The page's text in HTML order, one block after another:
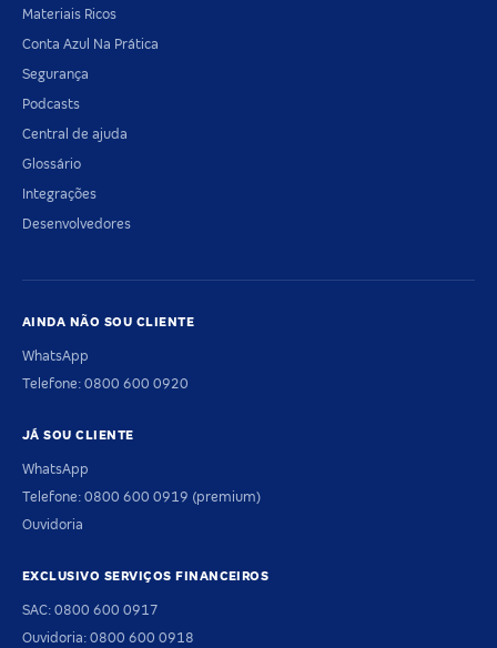
Materiais Ricos
Conta Azul Na Prática
Segurança
Podcasts
Central de ajuda
Glossário
Integrações
Desenvolvedores
AINDA NÃO SOU CLIENTE
WhatsApp
Telefone: 0800 600 0920
JÁ SOU CLIENTE
WhatsApp
Telefone: 0800 600 0919 (premium)
Ouvidoria
EXCLUSIVO SERVIÇOS FINANCEIROS
SAC: 0800 600 0917
Ouvidoria: 0800 600 0918